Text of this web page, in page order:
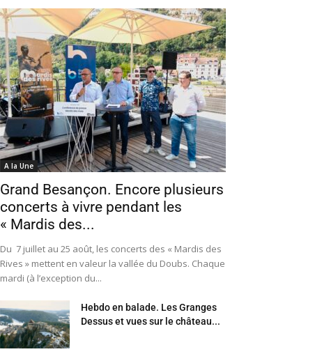
A la Une
Grand Besançon. Encore plusieurs
concerts à vivre pendant les
« Mardis des...
Du 7 juillet au 25 août, les concerts des « Mardis des
Rives » mettent en valeur la vallée du Doubs. Chaque
mardi (à l’exception du...
Hebdo en balade. Les Granges
Dessus et vues sur le château...